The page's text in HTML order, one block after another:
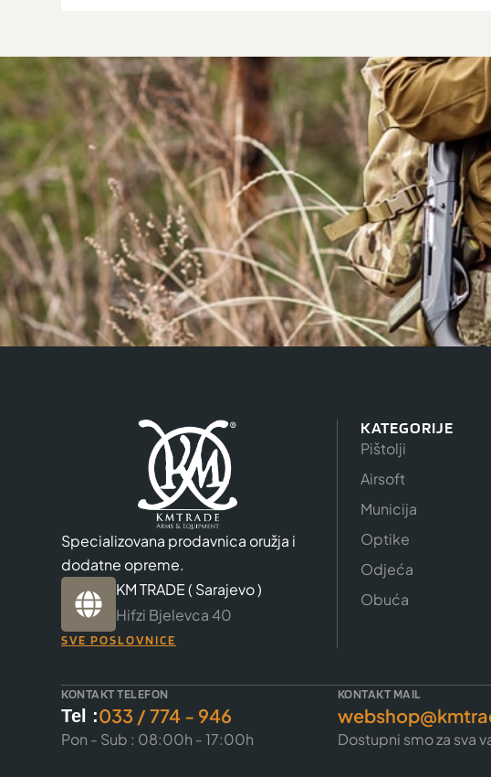
Specializovana prodavnica oružja i
dodatne opreme.
KM TRADE ( Sarajevo )
Hifzi Bjelevca 40
SVE POSLOVNICE
KATEGORIJE
Pištolji
Airsoft
Municija
Optike
Odjeća
Obuća
KONTAKT TELEFON
Tel :033 / 774 - 946
Pon - Sub : 08:00h - 17:00h
KONTAKT MAIL
Dostupni smo za sva